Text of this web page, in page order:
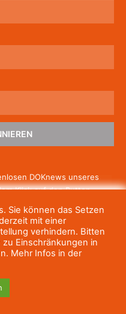
DOKnews unseres
Klick auf den Button
Wenn Sie unsere
erhalten wollen, können
2023
Sie können das Setzen
mit einer
verhindern. Bitten
Einschränkungen in
Mehr Infos in der